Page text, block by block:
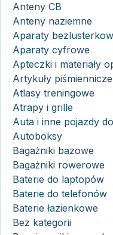
Anteny CB
Anteny naziemne
Aparaty
Aparaty cyfrowe
Apteczki i materiały
Artykuły piśmiennicze
Atlasy treningowe
Atrapy i grille
Auta i inne pojazdy
Autoboksy
Bagażniki bazowe
Bagażniki rowerowe
Baterie do laptopów
Baterie do telefonów
Baterie łazienkowe
Bez kategorii